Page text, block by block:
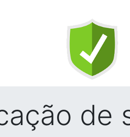
de